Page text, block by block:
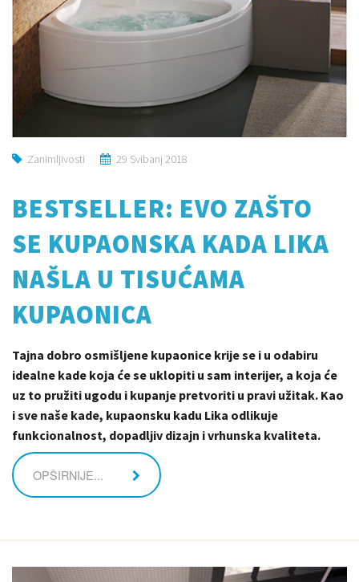
Zanimljivosti 29 Svibanj 2018
BESTSELLER: EVO ZAŠTO
SE KUPAONSKA KADA LIKA
NAŠLA U TISUĆAMA
KUPAONICA
Tajna dobro osmišljene kupaonice krije se i u odabiru
idealne kade koja će se uklopiti u sam interijer, a koja će
uz to pružiti ugodu i kupanje pretvoriti u pravi užitak. Kao
i sve naše kade, kupaonsku kadu Lika odlikuje
funkcionalnost, dopadljiv dizajn i vrhunska kvaliteta.
OPŠIRNIJE...